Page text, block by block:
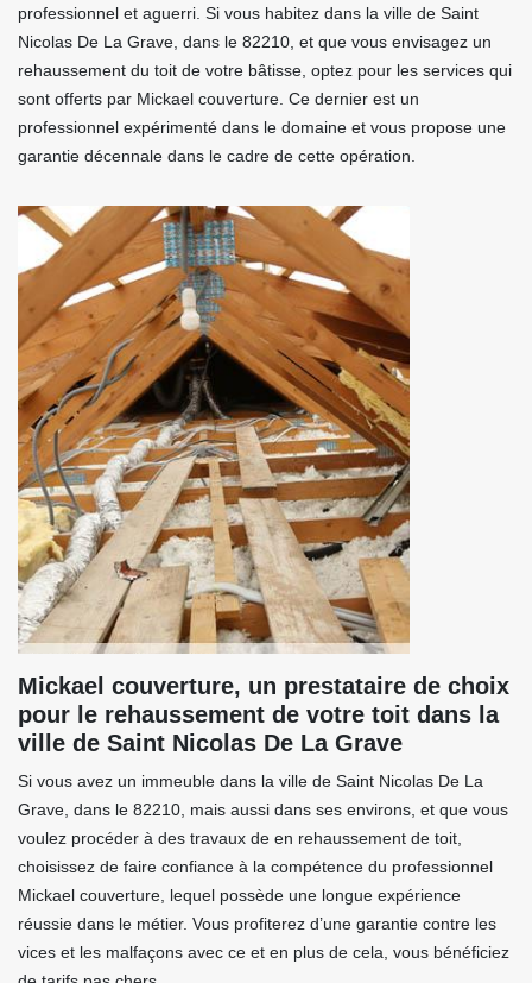
professionnel et aguerri. Si vous habitez dans la ville de Saint
Nicolas De La Grave, dans le 82210, et que vous envisagez un
rehaussement du toit de votre bâtisse, optez pour les services qui
sont offerts par Mickael couverture. Ce dernier est un
professionnel expérimenté dans le domaine et vous propose une
garantie décennale dans le cadre de cette opération.
Mickael couverture, un prestataire de choix
pour le rehaussement de votre toit dans la
ville de Saint Nicolas De La Grave
Si vous avez un immeuble dans la ville de Saint Nicolas De La
Grave, dans le 82210, mais aussi dans ses environs, et que vous
voulez procéder à des travaux de en rehaussement de toit,
choisissez de faire confiance à la compétence du professionnel
Mickael couverture, lequel possède une longue expérience
réussie dans le métier. Vous profiterez d’une garantie contre les
vices et les malfaçons avec ce et en plus de cela, vous bénéficiez